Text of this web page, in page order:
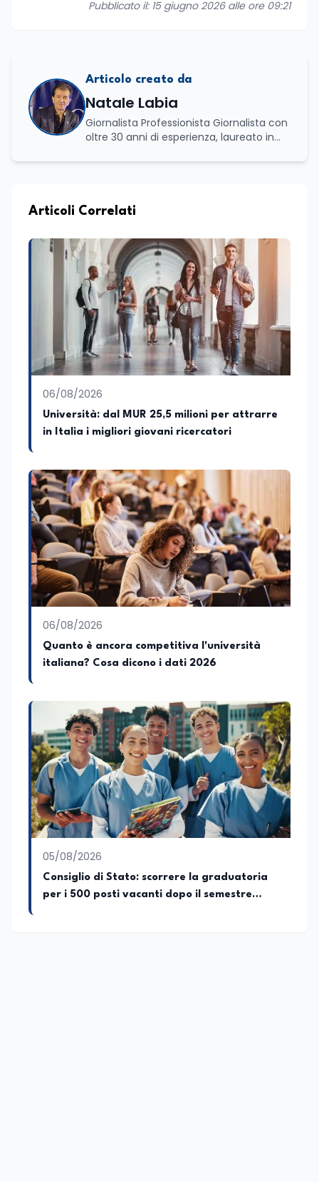
Pubblicato il: 15 giugno 2026 alle ore 09:21
Articolo creato da
Natale Labia
Giornalista Professionista Giornalista con
oltre 30 anni di esperienza, laureato in
all’Università La Sapienza di Roma,
occupo di politica e di economia. Per
relativa ai temi dell’Istruzione. In
particolare, scrivendo delle attività
istituzionali con un focus sia sulle
iniziative e sui programmi dei Ministeri
dell’Istruzione e del Merito, dell’Università
e della Ricerca e della Cultura che su
quelle delle commissioni parlamentari
della Camera dei deputati e del Senato
della Repubblica. Inoltre, sono
amministratore unico di Italialab srl con
cui curo uffici stampa pubblici e privati e
sviluppo programmi di valorizzazione
culturale e di promozione territoriale. In
passato ho collaborato con testate
nazionali e regionali, in particolare
Rosso al Nero. Ho partecipato al volume
collettivo edito dalla Fondazione
Tatarella e da Giubilei Regnani editore sui
trent’anni dalla fondazione di Alleanza
nazionale. Per tre legislature sono stato
collaboratore parlamentare
occupandomi di legge di bilancio e di
politiche agroalimentari con particolare
riferimento all’export del Made in Italy e
al contrasto dell’Italian sounding,
collaborando con le Camera di
Appassionato di storia, di sociologia e di
costume, spesso racconto all’interno
internazionale attraverso gli usi, le
abitudini e i protagonisti che hanno
accompagnato negli anni lo sviluppo e la
crescita sociale e culturale. Pugliese di
nascita, vivo a Roma o in un ipotetico
altrove.
Articoli Correlati
06/08/2026
Università: dal MUR 25,5 milioni per attrarre
in Italia i migliori giovani ricercatori
06/08/2026
Quanto è ancora competitiva l'università
italiana? Cosa dicono i dati 2026
05/08/2026
Consiglio di Stato: scorrere la graduatoria
per i 500 posti vacanti dopo il semestre